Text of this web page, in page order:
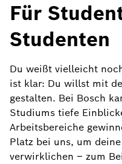
Für
Studenten
Du weißt vielleicht
ist klar: Du willst mit
gestalten. Bei Bosch
Studiums tiefe
Arbeitsbereiche
Platz bei uns, um
verwirklichen – zum